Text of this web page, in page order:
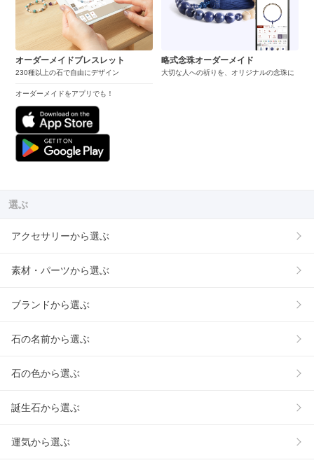
オーダーメイドブレスレット
230種以上の石で自由にデザイン
オーダーメイドをアプリでも！
略式念珠オーダーメイド
大切な人への祈りを、オリジナルの念珠に
選ぶ
アクセサリーから選ぶ
素材・パーツから選ぶ
ブランドから選ぶ
石の名前から選ぶ
石の色から選ぶ
誕生石から選ぶ
運気から選ぶ